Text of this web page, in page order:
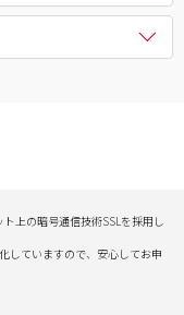
・MOS・VBA・Jav
上の暗号通信技術SSLを採用し
していますので、安心してお申